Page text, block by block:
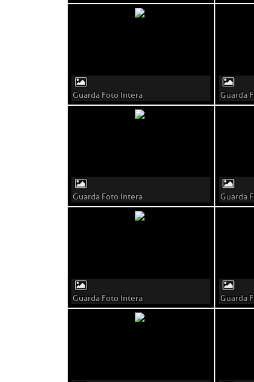
Guarda Foto Intera Guarda
Guarda Foto Intera Guarda
Guarda Foto Intera Guarda